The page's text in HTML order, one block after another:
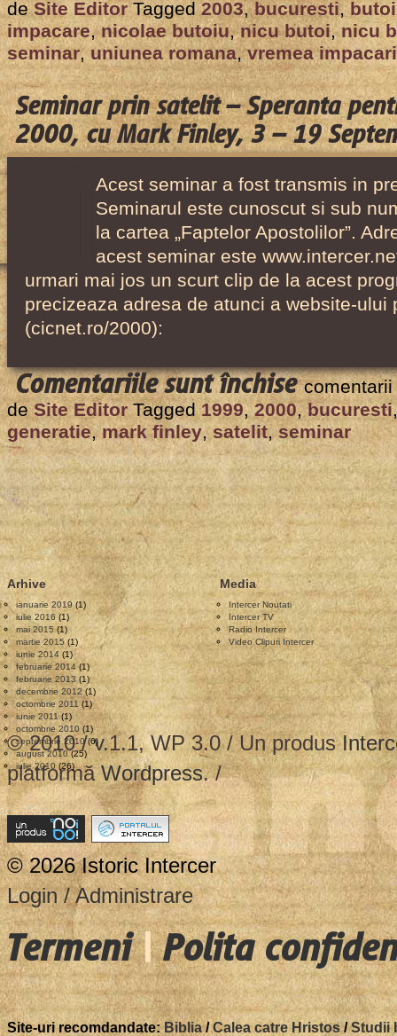
prin
satelit
–
Vremea
Impacarii,
cu
Butoiu,
22
februarie
–
15
martie
de Site EditorTagged2003,bucuresti,butoi
impacare,nicolae butoiu,nicu butoi,nicu
seminar,uniunea romana,vremea
Seminar prin satelit – Speranta
2000, cu Mark Finley, 3 – 19
Acest seminar a fost transmis in
Seminarul este cunoscut si sub
la cartea „Faptelor Apostolilor”.
acest seminar este
urmari mai jos un scurt clip de la acest
precizeaza adresa de atunci a website-ului
(cicnet.ro/2000):
Comentariile sunt închisepentru
Seminar
prin
satelit
–
Speranta
pentru
Generatia
2000,
cu
Mark
Finley,
3
–
19
Septembrie
1999
de Site EditorTagged1999,2000,bucuresti
generatie,mark finley,satelit,seminar
Arhive
ianuarie 2019(1)
iulie 2016 (1)
mai 2015(1)
martie 2015 (1)
iunie 2014 (1)
februarie 2014 (1)
februarie 2013 (1)
decembrie 2012 (1)
octombrie 2011(1)
iunie 2011(1)
octombrie 2010 (1)
septembrie 2010(6)
august 2010(25)
iulie 2010 (26)
Media
Intercer Noutati
Intercer TV
Radio Intercer
Video Clipuri Intercer
© 2010 / v.1.1, WP 3.0 / Un produs
platformăWordpress. /
© 2026 Istoric Intercer
Login / Administrare
Termeni|Polita
Site-uri recomdandate:Biblia/Calea catre Hristos/Studii